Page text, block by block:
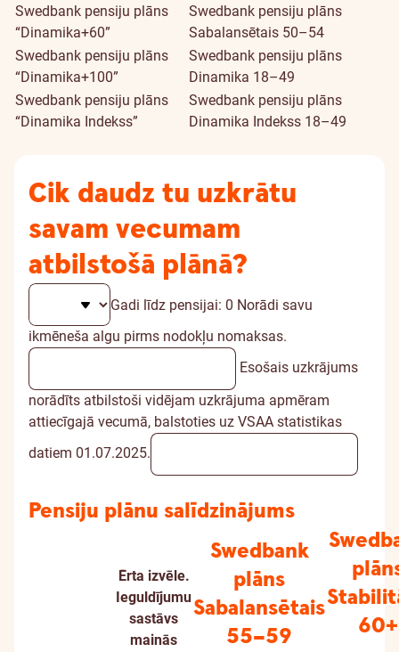
Swedbank pensiju plāns
“Dinamika+60”
Swedbank pensiju plāns
Sabalansētais 50–54
Swedbank pensiju plāns
“Dinamika+100”
Swedbank pensiju plāns
Dinamika 18–49
Swedbank pensiju plāns
“Dinamika Indekss”
Swedbank pensiju plāns
Dinamika Indekss 18–49
Cik daudz tu uzkrātu
savam vecumam
atbilstošā plānā?
Gadi līdz pensijai: 0 Norādi savu
ikmēneša algu pirms nodokļu nomaksas.
Esošais uzkrājums
norādīts atbilstoši vidējam uzkrājuma apmēram
attiecīgajā vecumā, balstoties uz VSAA statistikas
datiem 01.07.2025.
Pensiju plānu salīdzinājums
Ērta izvēle.
Ieguldījumu
sastāvs
mainās
Swedbank
plāns
Sabalansētais
55–59
60+